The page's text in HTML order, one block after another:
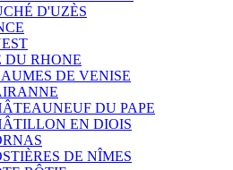
D'UZÈS
DU RHONE
DE VENISE
DU PAPE
EN DIOIS
DE NÎMES